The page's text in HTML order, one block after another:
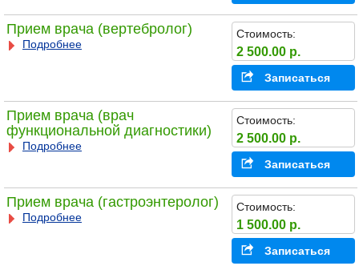
Прием врача (вертебролог)
Подробнее
Стоимость:
2 500.00 р.
Записаться
Прием врача (врач
функциональной диагностики)
Подробнее
Стоимость:
2 500.00 р.
Записаться
Прием врача (гастроэнтеролог)
Подробнее
Стоимость:
1 500.00 р.
Записаться